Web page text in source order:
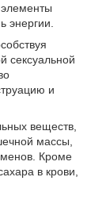
энергии.
сексуальной
и
веществ,
массы,
Кроме
в крови,